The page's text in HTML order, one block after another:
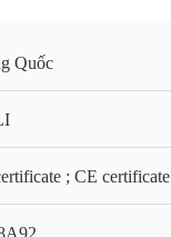
Quốc
; CE certificate